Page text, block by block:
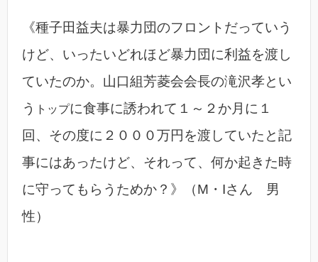
《種子田益夫は暴力団のフロントだっていう
けど、いったいどれほど暴力団に利益を渡し
ていたのか。山口組芳菱会会長の滝沢孝とい
う トップに食事に誘われて１～２か月に１
回、その度に２０００万円を渡していたと記
事にはあったけど、それって、何か起きた時
に守ってもらうためか？》（M・Iさん 男
性）